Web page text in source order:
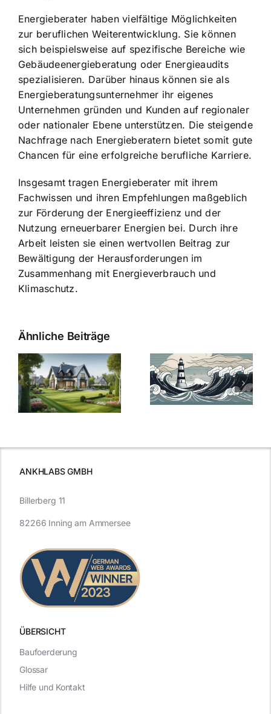
Energieberater haben vielfältige Möglichkeiten
zur beruflichen Weiterentwicklung. Sie können
sich beispielsweise auf spezifische Bereiche wie
Gebäudeenergieberatung oder Energieaudits
spezialisieren. Darüber hinaus können sie als
Energieberatungsunternehmer ihr eigenes
Unternehmen gründen und Kunden auf regionaler
oder nationaler Ebene unterstützen. Die steigende
Nachfrage nach Energieberatern bietet somit gute
Chancen für eine erfolgreiche berufliche Karriere.
Insgesamt tragen Energieberater mit ihrem
Fachwissen und ihren Empfehlungen maßgeblich
zur Förderung der Energieeffizienz und der
Nutzung erneuerbarer Energien bei. Durch ihre
Arbeit leisten sie einen wertvollen Beitrag zur
Bewältigung der Herausforderungen im
Zusammenhang mit Energieverbrauch und
Klimaschutz.
Ähnliche Beiträge
Bauzinsen im
Sturm: Die
aktuelle
Entwicklung
Die Evolution
der
Bauzinsen: Ein
Blick in die
ANKHLABS GMBH
ÜBERSICHT
Billerberg 11
82266 Inning am Ammersee
Baufoerderung
Glossar
Hilfe und Kontakt